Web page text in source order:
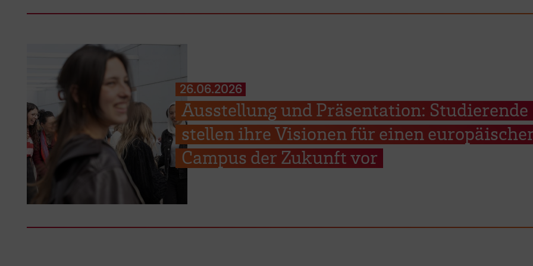
26.06.2026
Ausstellung und Präsentation: Studierende
stellen ihre Visionen für einen
Campus der Zukunft vor